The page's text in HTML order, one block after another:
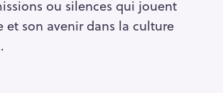
ou silences qui jouent
et son avenir dans la culture